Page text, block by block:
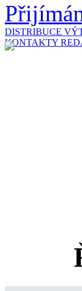
DISTRIBUCE
KONTAKTY